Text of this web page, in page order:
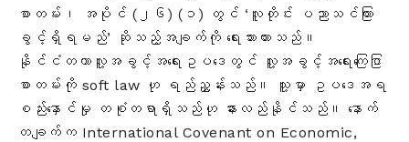
စာတမ်း၊ အပိုင် (၂၆) (၁) တွင် ‘လူတိုင်း ပညာသင်ကြား
ခွင့်ရှိရမည်’ ဆိုသည့်အချက်ကို ရေးသားထားသည်။
နိုင်ငံတကာလူ့အခွင့်အရေးဥပဒေတွင် လူ့အခွင့်အရေးကြေငြာ
စာတမ်းကို soft law ဟု ရည်ညွှန်းသည်။ သူ့မှာ ဥပဒေအရ
စည်းနှောင်မှု တစုံတရာရှိသည်ဟု နားလည်နိုင်သည်။ နောက်
တချက်က International Covenant on Economic,